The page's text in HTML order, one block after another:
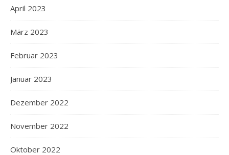
April 2023
März 2023
Februar 2023
Januar 2023
Dezember 2022
November 2022
Oktober 2022